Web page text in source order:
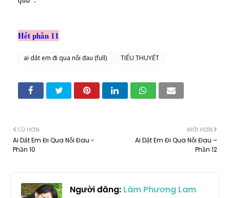
Hết phần 11
ai dắt em đi qua nỗi đau (full) TIỂU THUYẾT
MỚI HƠN
Ai Dắt Em Đi Qua Nỗi Đau –
Phần 12
CŨ HƠN
Ai Dắt Em Đi Qua Nỗi Đau -
Phần 10
Người đăng: Lâm Phương Lam